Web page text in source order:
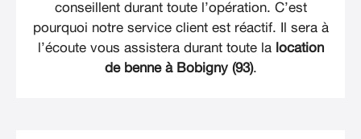
conseillent durant toute l’opération. C’est
pourquoi notre service client est réactif. Il sera à
l’écoute vous assistera durant toute la location
de benne à Bobigny (93).